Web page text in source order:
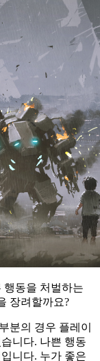
행동을 처벌하는
장려할까요?
분의 경우 플레이
니다. 나쁜 행동
니다. 누가 좋은